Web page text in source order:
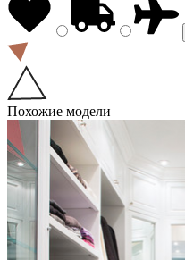
Похожие модели